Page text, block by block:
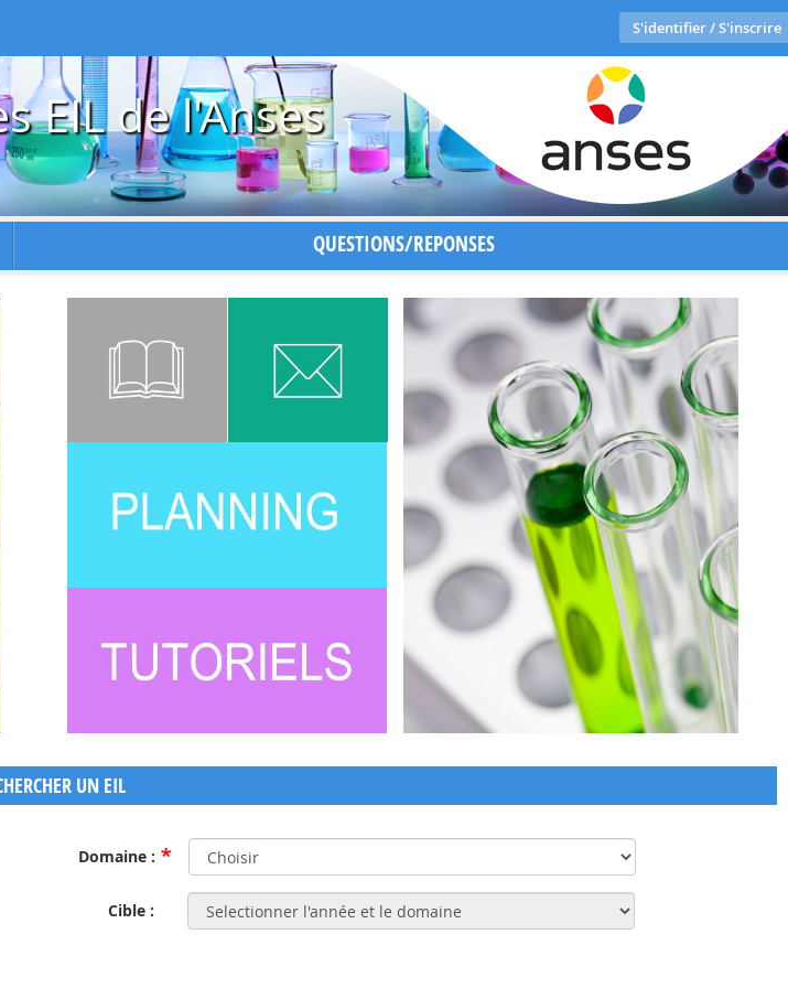
S'identifier / S'inscrire
EIL de l'Anses
QUESTIONS/REPONSES
UN EIL
Domaine :
Cible :